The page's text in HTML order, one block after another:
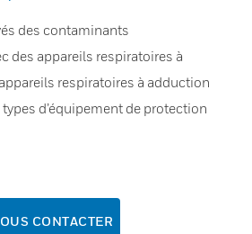
des contaminants
des appareils respiratoires à
respiratoires à adduction
types d’équipement de protection
CONTACTER